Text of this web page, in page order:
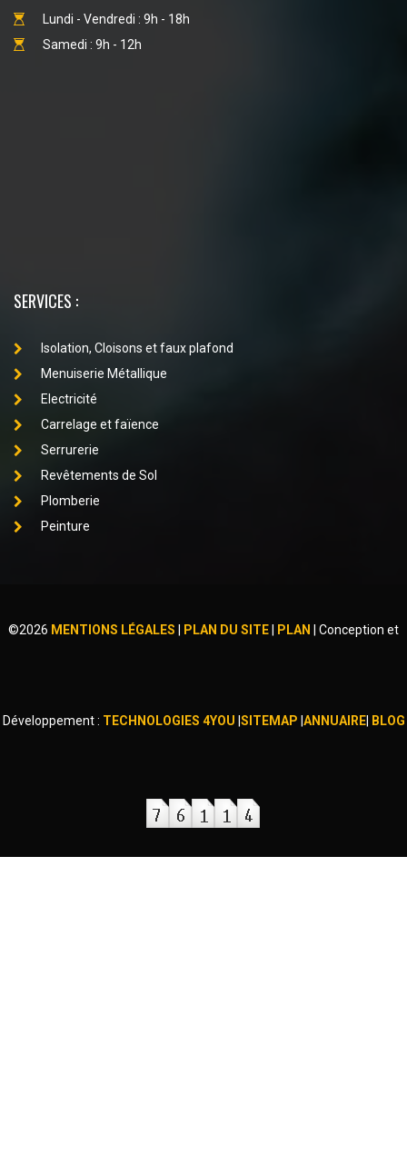
Lundi - Vendredi : 9h - 18h
Samedi : 9h - 12h
SERVICES :
Isolation, Cloisons et faux plafond
Menuiserie Métallique
Electricité
Carrelage et faïence
Serrurerie
Revêtements de Sol
Plomberie
Peinture
©2026 MENTIONS LÉGALES PLAN DU SITE PLAN Conception et
Développement : TECHNOLOGIES 4YOU SITEMAP ANNUAIRE| BLOG